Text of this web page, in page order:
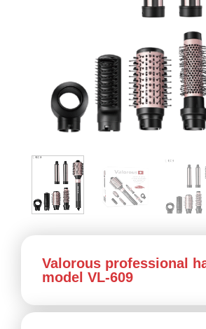
Valorous professional
model VL-609